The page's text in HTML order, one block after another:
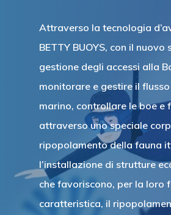
Attraverso la tecnologia
BETTY BUOYS, con il nuovo
gestione degli accessi alla
monitorare e gestire il
marino, controllare le boe e
attraverso uno speciale
ripopolamento della fauna
l’installazione di strutture
che favoriscono, per la loro
caratteristica, il